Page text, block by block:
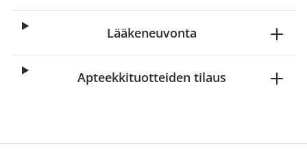
Lääkeneuvonta
Apteekkituotteiden tilaus